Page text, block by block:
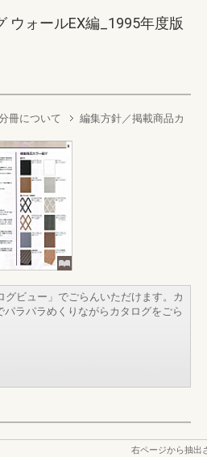
ウォールEX編_1995年度版
冊について
編集方針／掲載商品カ
グビュー」でごらんいただけます。カ
ラパラめくりながらカタログをごら
右ページから抽出